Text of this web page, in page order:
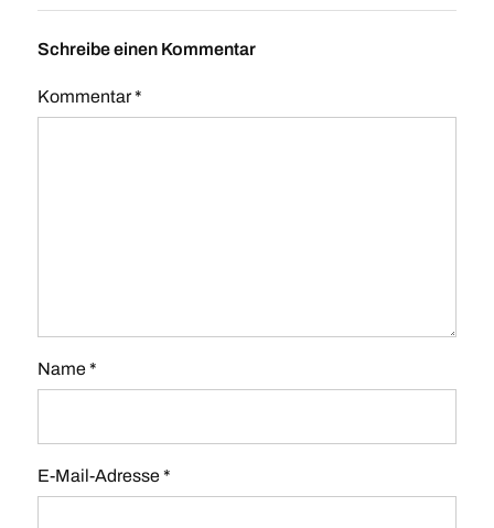
Schreibe einen Kommentar
Kommentar*
Name*
E-Mail-Adresse*